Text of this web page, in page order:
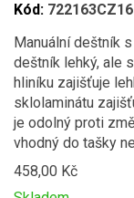
Kód: 722163CZ16
Manuální deštník
deštník lehký, ale
hliníku zajišťuje
sklolaminátu
je odolný proti
vhodný do tašky
458,00 Kč